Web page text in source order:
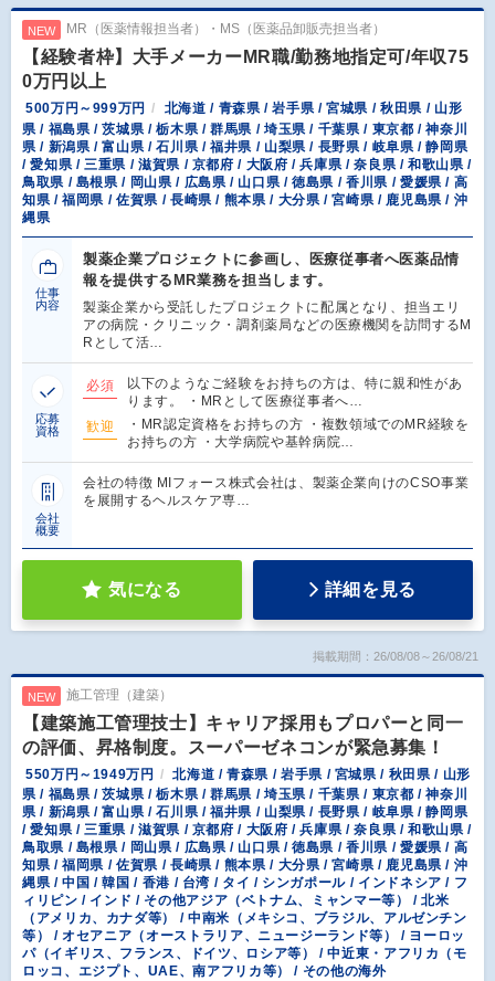
NEW MR（医薬情報担当者）・MS（医薬品卸販売担当者）
【経験者枠】大手メーカーMR職/勤務地指定可/年収75
0万円以上
500万円～999万円
北海道 / 青森県 / 岩手県 / 宮城県 / 秋田県 / 山形
県 / 福島県 / 茨城県 / 栃木県 / 群馬県 / 埼玉県 / 千葉県 / 東京都 / 神奈川
県 / 新潟県 / 富山県 / 石川県 / 福井県 / 山梨県 / 長野県 / 岐阜県 / 静岡県
/ 愛知県 / 三重県 / 滋賀県 / 京都府 / 大阪府 / 兵庫県 / 奈良県 / 和歌山県 /
鳥取県 / 島根県 / 岡山県 / 広島県 / 山口県 / 徳島県 / 香川県 / 愛媛県 / 高
知県 / 福岡県 / 佐賀県 / 長崎県 / 熊本県 / 大分県 / 宮崎県 / 鹿児島県 / 沖
縄県
仕事
内容
製薬企業プロジェクトに参画し、医療従事者へ医薬品情
報を提供するMR業務を担当します。
製薬企業から受託したプロジェクトに配属となり、担当エリ
アの病院・クリニック・調剤薬局などの医療機関を訪問するM
Rとして活…
応募
資格
必須
以下のようなご経験をお持ちの方は、特に親和性があ
ります。 ・MRとして医療従事者へ…
歓迎
・MR認定資格をお持ちの方 ・複数領域でのMR経験を
お持ちの方 ・大学病院や基幹病院…
会社
概要
会社の特徴 MIフォース株式会社は、製薬企業向けのCSO事業
を展開するヘルスケア専…
気になる 詳細を見る
掲載期間：26/08/08～26/08/21
NEW 施工管理（建築）
【建築施工管理技士】キャリア採用もプロパーと同一
の評価、昇格制度。スーパーゼネコンが緊急募集！
550万円～1949万円
北海道 / 青森県 / 岩手県 / 宮城県 / 秋田県 / 山形
県 / 福島県 / 茨城県 / 栃木県 / 群馬県 / 埼玉県 / 千葉県 / 東京都 / 神奈川
県 / 新潟県 / 富山県 / 石川県 / 福井県 / 山梨県 / 長野県 / 岐阜県 / 静岡県
/ 愛知県 / 三重県 / 滋賀県 / 京都府 / 大阪府 / 兵庫県 / 奈良県 / 和歌山県 /
鳥取県 / 島根県 / 岡山県 / 広島県 / 山口県 / 徳島県 / 香川県 / 愛媛県 / 高
知県 / 福岡県 / 佐賀県 / 長崎県 / 熊本県 / 大分県 / 宮崎県 / 鹿児島県 / 沖
縄県 / 中国 / 韓国 / 香港 / 台湾 / タイ / シンガポール / インドネシア / フ
ィリピン / インド / その他アジア（ベトナム、ミャンマー等） / 北米
（アメリカ、カナダ等） / 中南米（メキシコ、ブラジル、アルゼンチン
等） / オセアニア（オーストラリア、ニュージーランド等） / ヨーロッ
パ（イギリス、フランス、ドイツ、ロシア等） / 中近東・アフリカ（モ
ロッコ、エジプト、UAE、南アフリカ等） / その他の海外